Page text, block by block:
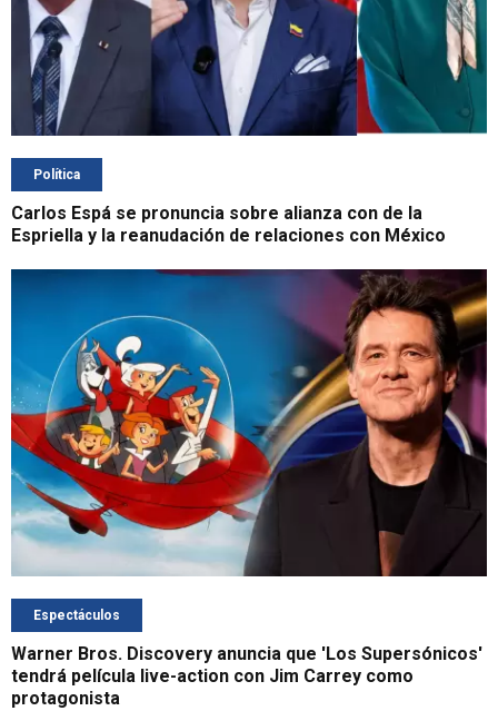
Política
Carlos Espá se pronuncia sobre alianza con de la
Espriella y la reanudación de relaciones con México
Espectáculos
Warner Bros. Discovery anuncia que 'Los Supersónicos'
tendrá película live-action con Jim Carrey como
protagonista